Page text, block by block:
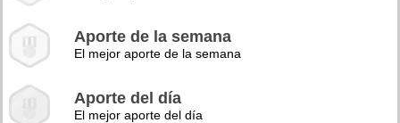
Aporte de la semana
El mejor aporte de la semana
Aporte del día
El mejor aporte del día